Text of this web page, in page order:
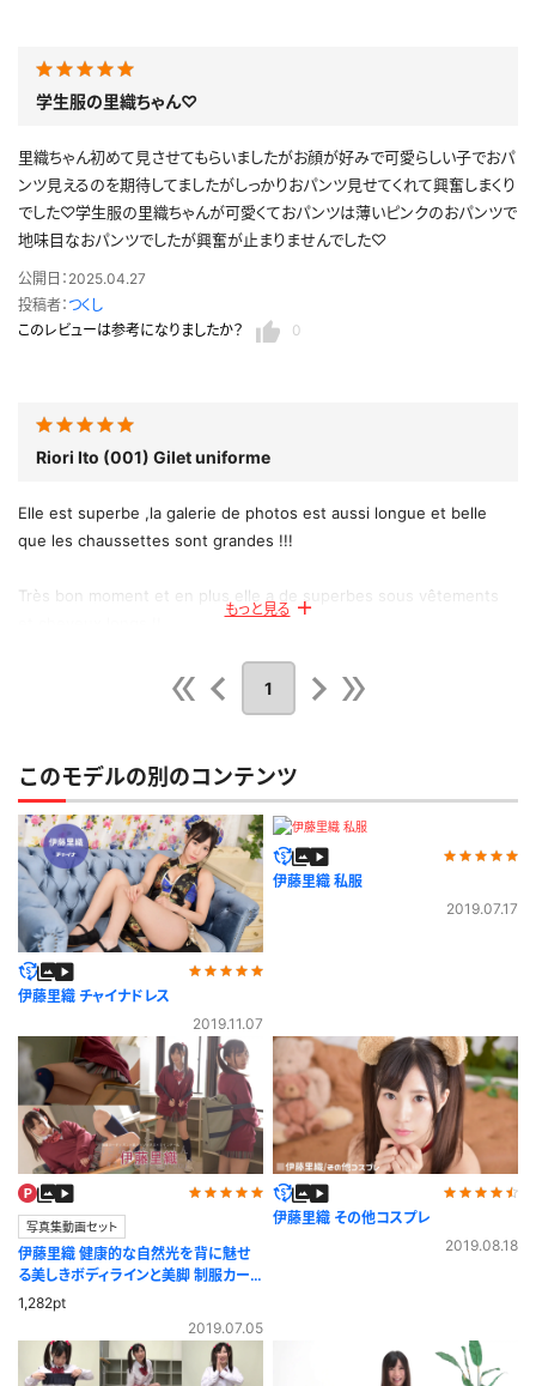
学生服の里織ちゃん♡
里織ちゃん初めて見させてもらいましたがお顔が好みで可愛らしい子でおパ
ンツ見えるのを期待してましたがしっかりおパンツ見せてくれて興奮しまくり
でした♡学生服の里織ちゃんが可愛くておパンツは薄いピンクのおパンツで
地味目なおパンツでしたが興奮が止まりませんでした♡
公開日：2025.04.27
投稿者： つくし
このレビューは参考になりましたか？
0
Riori Ito (001) Gilet uniforme
Elle est superbe ,la galerie de photos est aussi longue et belle
que les chaussettes sont grandes !!!
Très bon moment et en plus elle a de superbes sous vêtements
このレビューは参考になりましたか？
0
もっと見る
1
このモデルの別のコンテンツ
伊藤里織 チャイナドレス
2019.11.07
伊藤里織 私服
2019.07.17
写真集動画セット
伊藤里織 健康的な自然光を背に魅せ
る美しきボディラインと美脚 制服カー
ディガン
1,282pt
2019.07.05
伊藤里織 その他コスプレ
2019.08.18